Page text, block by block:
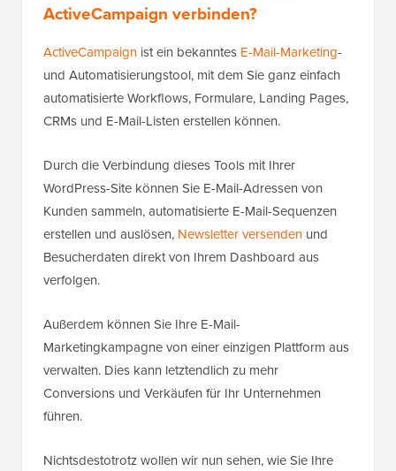
ActiveCampaign verbinden?
ActiveCampaign ist ein bekanntes E-Mail-Marketing-
und Automatisierungstool, mit dem Sie ganz einfach
automatisierte Workflows, Formulare, Landing Pages,
CRMs und E-Mail-Listen erstellen können.
Durch die Verbindung dieses Tools mit Ihrer
WordPress-Site können Sie E-Mail-Adressen von
Kunden sammeln, automatisierte E-Mail-Sequenzen
erstellen und auslösen, Newsletter versenden und
Besucherdaten direkt von Ihrem Dashboard aus
verfolgen.
Außerdem können Sie Ihre E-Mail-
Marketingkampagne von einer einzigen Plattform aus
verwalten. Dies kann letztendlich zu mehr
Conversions und Verkäufen für Ihr Unternehmen
führen.
Nichtsdestotrotz wollen wir nun sehen, wie Sie Ihre